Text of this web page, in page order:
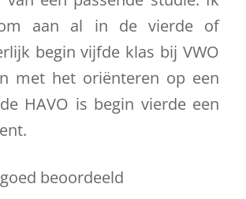
aan al in de vierde of
begin vijfde klas bij VWO
met het oriënteren op een
HAVO is begin vierde een